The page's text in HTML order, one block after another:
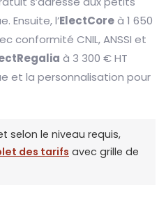
Ensuite, l’ElectCoreà 1 650
conformité CNIL, ANSSI et
à 3 300 € HT
et la personnalisation pour
selon le niveau requis,
des tarifs avec grille de